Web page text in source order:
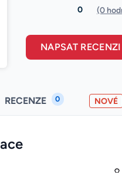
0 (0
NAPSAT RECENZI
RECENZE 0 NOVÉ